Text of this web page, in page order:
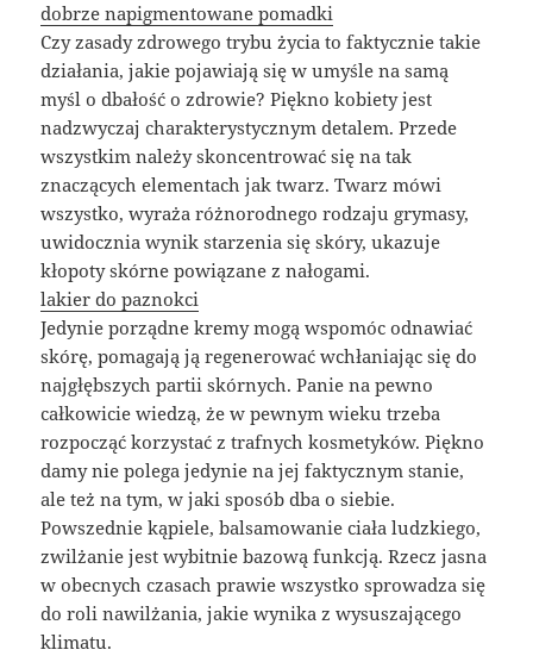
dobrze napigmentowane pomadki
Czy zasady zdrowego trybu życia to faktycznie takie
działania, jakie pojawiają się w umyśle na samą
myśl o dbałość o zdrowie? Piękno kobiety jest
nadzwyczaj charakterystycznym detalem. Przede
wszystkim należy skoncentrować się na tak
znaczących elementach jak twarz. Twarz mówi
wszystko, wyraża różnorodnego rodzaju grymasy,
uwidocznia wynik starzenia się skóry, ukazuje
kłopoty skórne powiązane z nałogami.
lakier do paznokci
Jedynie porządne kremy mogą wspomóc odnawiać
skórę, pomagają ją regenerować wchłaniając się do
najgłębszych partii skórnych. Panie na pewno
całkowicie wiedzą, że w pewnym wieku trzeba
rozpocząć korzystać z trafnych kosmetyków. Piękno
damy nie polega jedynie na jej faktycznym stanie,
ale też na tym, w jaki sposób dba o siebie.
Powszednie kąpiele, balsamowanie ciała ludzkiego,
zwilżanie jest wybitnie bazową funkcją. Rzecz jasna
w obecnych czasach prawie wszystko sprowadza się
do roli nawilżania, jakie wynika z wysuszającego
klimatu.